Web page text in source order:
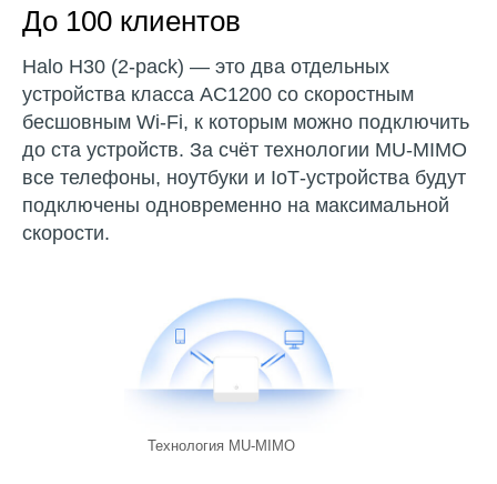
До 100 клиентов
Halo H30 (2-pack) — это два отдельных
устройства класса AC1200 со скоростным
бесшовным Wi-Fi, к которым можно подключить
до ста устройств. За счёт технологии MU-MIMO
все телефоны, ноутбуки и IoT‑устройства будут
подключены одновременно на максимальной
скорости.
Технология MU-MIMO